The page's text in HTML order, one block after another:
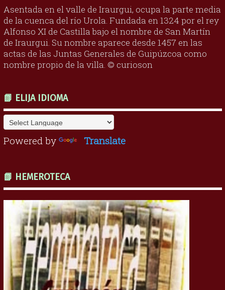
Asentada en el valle de Iraurgui, ocupa la parte media
de la cuenca del río Urola. Fundada en 1324 por el rey
Alfonso XI de Castilla bajo el nombre de San Martín
de Iraurgui. Su nombre aparece desde 1457 en las
actas de las Juntas Generales de Guipúzcoa como
nombre propio de la villa. © curioson
📗 ELIJA IDIOMA
Powered by Translate
📗 HEMEROTECA